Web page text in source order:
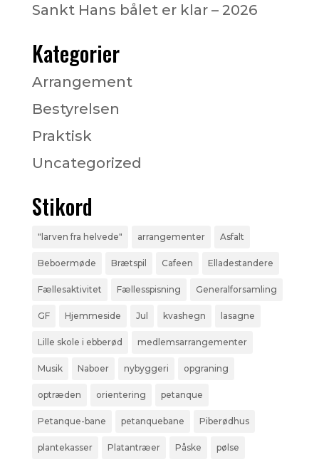
Sankt Hans bålet er klar – 2026
Kategorier
Arrangement
Bestyrelsen
Praktisk
Uncategorized
Stikord
"larven fra helvede" arrangementer Asfalt
Beboermøde Brætspil Cafeen Elladestandere
Fællesaktivitet Fællesspisning Generalforsamling
GF Hjemmeside Jul kvashegn lasagne
Lille skole i ebberød medlemsarrangementer
Musik Naboer nybyggeri opgraning
optræden orientering petanque
Petanque-bane petanquebane Piberødhus
plantekasser Platantræer Påske pølse